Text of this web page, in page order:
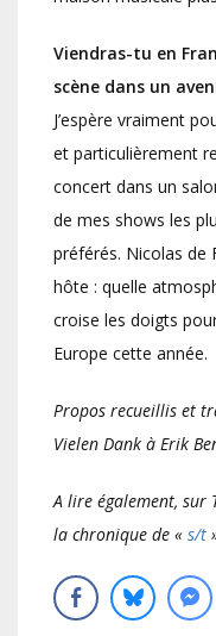
Viendras-tu en
scène dans un
J’espère vraiment
et particulièrement
concert dans un
de mes shows les
préférés. Nicolas de
hôte : quelle
croise les doigts
Europe cette année.
Propos recueillis et
Vielen Dank à Erik
A lire également, sur
la chronique de « s/t